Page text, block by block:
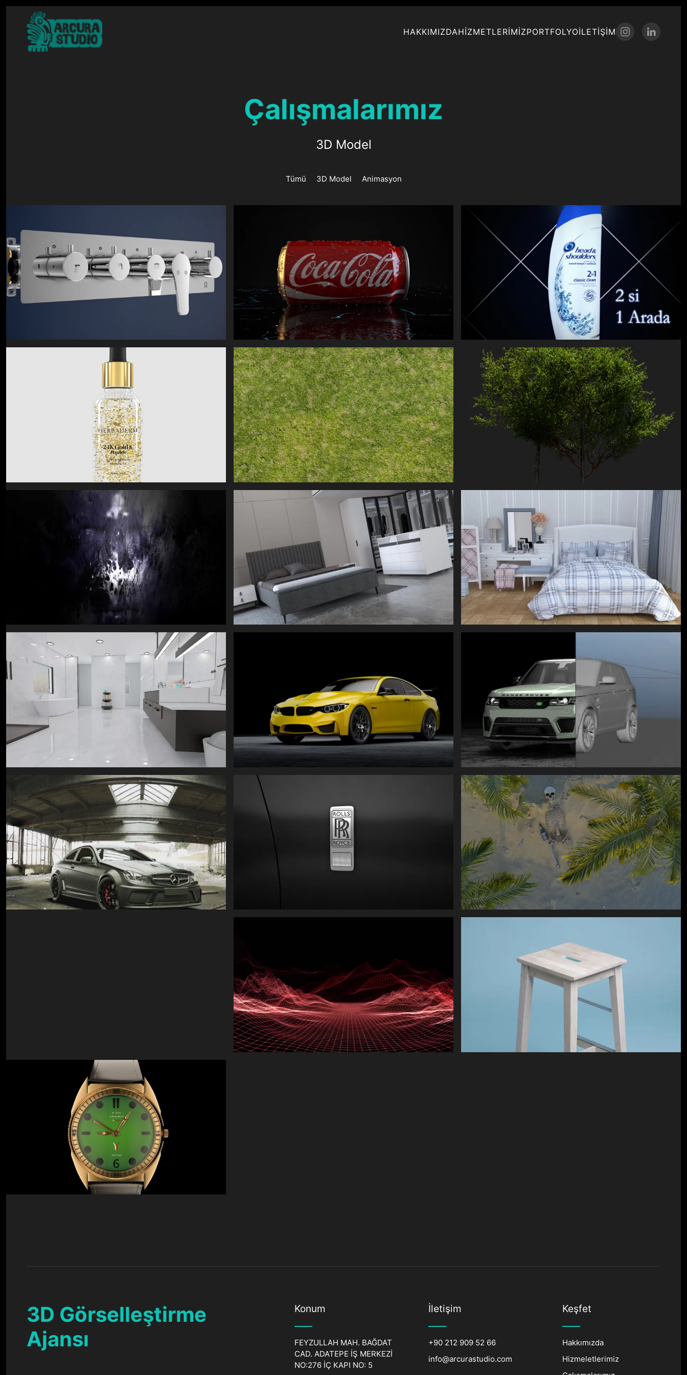
HAKKIMIZDAHIZMETLERIMIZPORTFOLYOİLETIŞIM
Çalışmalarımız
3D Model
Tümü 3D Model Animasyon
3D Görselleştirme
Ajansı
Konum
FEYZULLAH MAH. BAĞDAT
CAD. ADATEPE İŞ MERKEZİ
NO:276 İÇ KAPI NO: 5
İletişim
+90 212 909 52 66
info@arcurastudio.com
Keşfet
Hakkımızda
Hizmeletlerimiz